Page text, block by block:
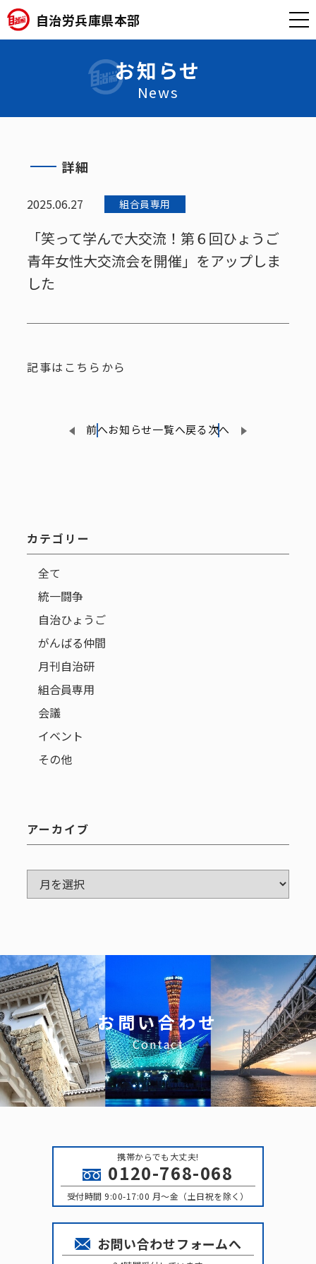
自治労兵庫県本部
お知らせ
News
詳細
2025.06.27 組合員専用
「笑って学んで大交流！第６回ひょうご
青年女性大交流会を開催」をアップしま
した
記事はこちらから
前へお知らせ一覧へ戻る次へ
カテゴリー
全て
統一闘争
自治ひょうご
がんばる仲間
月刊自治研
組合員専用
会議
イベント
その他
アーカイブ
ア
お問い合わせ
Contact
携帯からでも大丈夫!
0120-768-068
受付時間 9:00-17:00 月〜金（土日祝を除く）
お問い合わせフォームへ